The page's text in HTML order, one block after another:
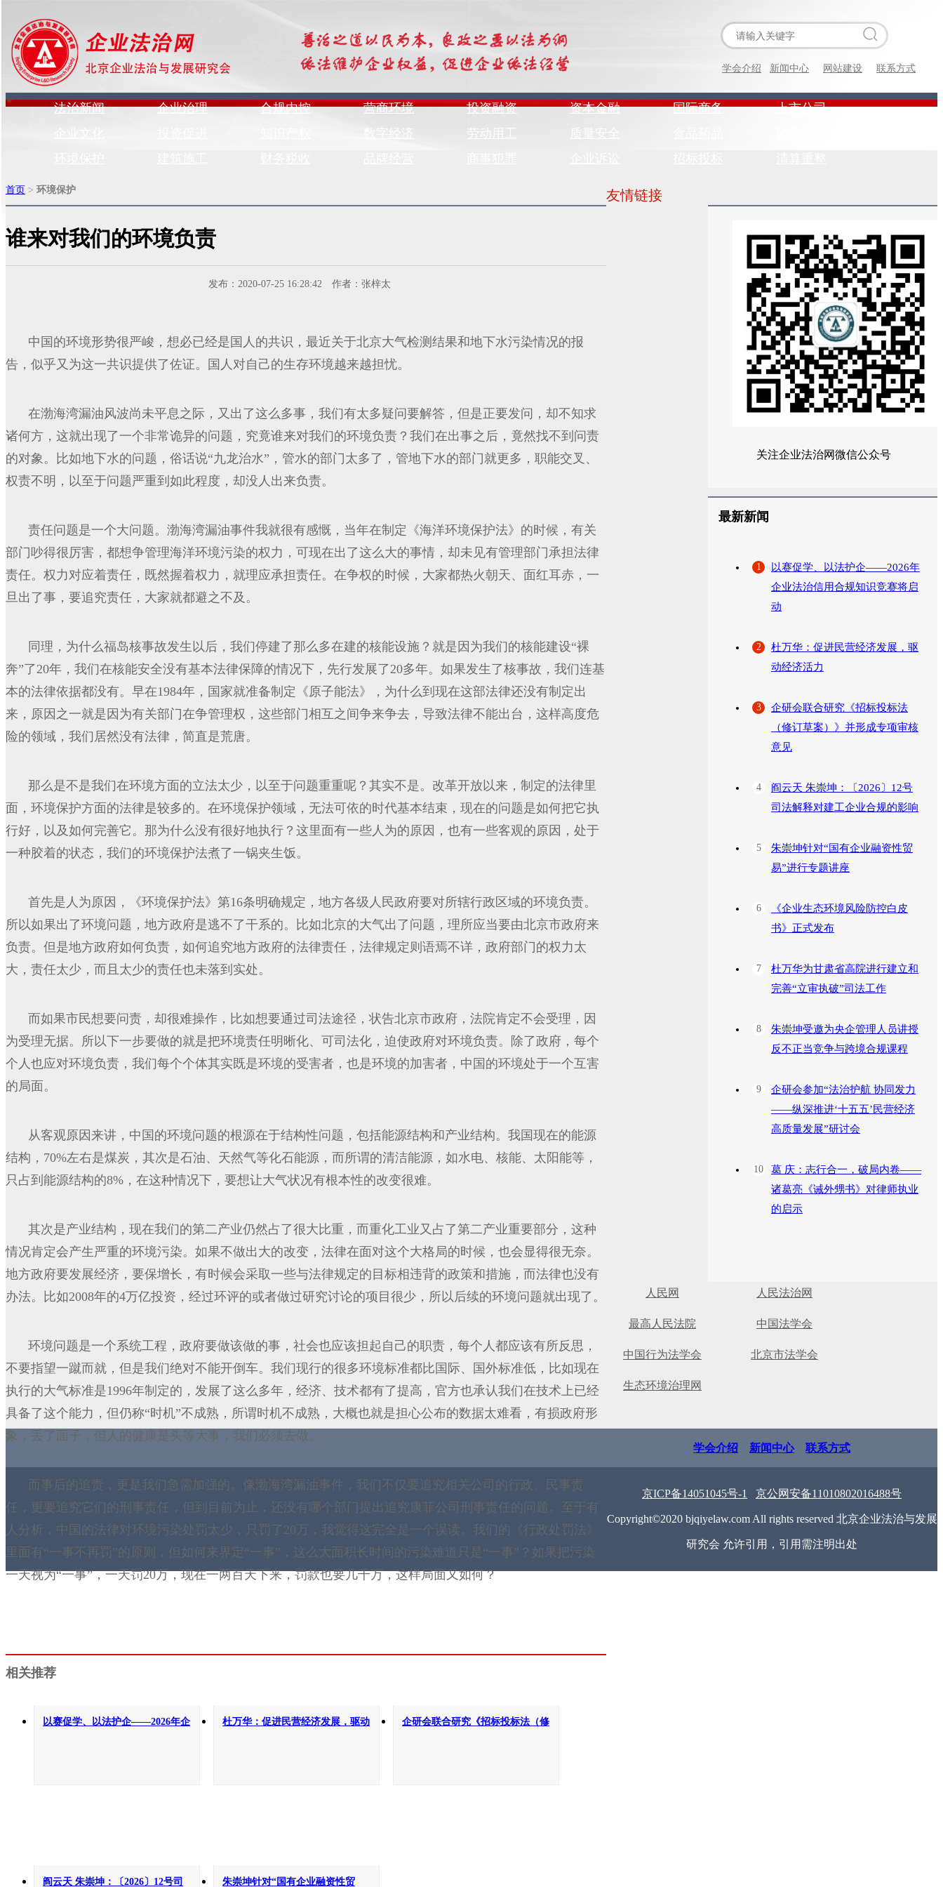
学会介绍 新闻中心 网站建设 联系方式
法治新闻 企业治理 合规内控 营商环境 投资融资 资本金融 国际商务
上市公司
数字经济
首页 > 环境保护
谁来对我们的环境负责
发布：2020-07-25 16:28:42 作者：张梓太
中国的环境形势很严峻，想必已经是国人的共识，最近关于北京大气检测结果和地下水污染情况的报
告，似乎又为这一共识提供了佐证。国人对自己的生存环境越来越担忧。
在渤海湾漏油风波尚未平息之际，又出了这么多事，我们有太多疑问要解答，但是正要发问，却不知求
诸何方，这就出现了一个非常诡异的问题，究竟谁来对我们的环境负责？我们在出事之后，竟然找不到问责
的对象。比如地下水的问题，俗话说“九龙治水”，管水的部门太多了，管地下水的部门就更多，职能交叉、
权责不明，以至于问题严重到如此程度，却没人出来负责。
责任问题是一个大问题。渤海湾漏油事件我就很有感慨，当年在制定《海洋环境保护法》的时候，有关
部门吵得很厉害，都想争管理海洋环境污染的权力，可现在出了这么大的事情，却未见有管理部门承担法律
责任。权力对应着责任，既然握着权力，就理应承担责任。在争权的时候，大家都热火朝天、面红耳赤，一
旦出了事，要追究责任，大家就都避之不及。
同理，为什么福岛核事故发生以后，我们停建了那么多在建的核能设施？就是因为我们的核能建设“裸
奔”了20年，我们在核能安全没有基本法律保障的情况下，先行发展了20多年。如果发生了核事故，我们连基
本的法律依据都没有。早在1984年，国家就准备制定《原子能法》，为什么到现在这部法律还没有制定出
来，原因之一就是因为有关部门在争管理权，这些部门相互之间争来争去，导致法律不能出台，这样高度危
险的领域，我们居然没有法律，简直是荒唐。
那么是不是我们在环境方面的立法太少，以至于问题重重呢？其实不是。改革开放以来，制定的法律里
面，环境保护方面的法律是较多的。在环境保护领域，无法可依的时代基本结束，现在的问题是如何把它执
行好，以及如何完善它。那为什么没有很好地执行？这里面有一些人为的原因，也有一些客观的原因，处于
一种胶着的状态，我们的环境保护法煮了一锅夹生饭。
首先是人为原因，《环境保护法》第16条明确规定，地方各级人民政府要对所辖行政区域的环境负责。
所以如果出了环境问题，地方政府是逃不了干系的。比如北京的大气出了问题，理所应当要由北京市政府来
负责。但是地方政府如何负责，如何追究地方政府的法律责任，法律规定则语焉不详，政府部门的权力太
大，责任太少，而且太少的责任也未落到实处。
而如果市民想要问责，却很难操作，比如想要通过司法途径，状告北京市政府，法院肯定不会受理，因
为受理无据。所以下一步要做的就是把环境责任明晰化、可司法化，迫使政府对环境负责。除了政府，每个
个人也应对环境负责，我们每个个体其实既是环境的受害者，也是环境的加害者，中国的环境处于一个互害
的局面。
从客观原因来讲，中国的环境问题的根源在于结构性问题，包括能源结构和产业结构。我国现在的能源
结构，70%左右是煤炭，其次是石油、天然气等化石能源，而所谓的清洁能源，如水电、核能、太阳能等，
只占到能源结构的8%，在这种情况下，要想让大气状况有根本性的改变很难。
其次是产业结构，现在我们的第二产业仍然占了很大比重，而重化工业又占了第二产业重要部分，这种
情况肯定会产生严重的环境污染。如果不做出大的改变，法律在面对这个大格局的时候，也会显得很无奈。
地方政府要发展经济，要保增长，有时候会采取一些与法律规定的目标相违背的政策和措施，而法律也没有
办法。比如2008年的4万亿投资，经过环评的或者做过研究讨论的项目很少，所以后续的环境问题就出现了。
环境问题是一个系统工程，政府要做该做的事，社会也应该担起自己的职责，每个人都应该有所反思，
不要指望一蹴而就，但是我们绝对不能开倒车。我们现行的很多环境标准都比国际、国外标准低，比如现在
执行的大气标准是1996年制定的，发展了这么多年，经济、技术都有了提高，官方也承认我们在技术上已经
具备了这个能力，但仍称“时机”不成熟，所谓时机不成熟，大概也就是担心公布的数据太难看，有损政府形
象，丢了面子，但人的健康是头等大事，我们必须去做。
而事后的追责，更是我们急需加强的。像渤海湾漏油事件，我们不仅要追究相关公司的行政、民事责
任，更要追究它们的刑事责任，但到目前为止，还没有哪个部门提出追究康菲公司刑事责任的问题。至于有
人分析，中国的法律对环境污染处罚太少，只罚了20万，我觉得这完全是一个误读。我们的《行政处罚法》
里面有“一事不再罚”的原则，但如何来界定“一事”，这么大面积长时间的污染难道只是“一事”？如果把污染
一天视为“一事”，一天罚20万，现在一两百天下来，罚款也要几千万，这样局面又如何？
相关推荐
以赛促学、以法护企——2026年企
杜万华：促进民营经济发展，驱动
企研会联合研究《招标投标法（修
阎云天 朱崇坤：〔2026〕12号司 朱崇坤针对“国有企业融资性贸
关注企业法治网微信公众号
最新新闻
1
以赛促学、以法护企——2026年
企业法治信用合规知识竞赛将启
动
2
杜万华：促进民营经济发展，驱
动经济活力
3
企研会联合研究《招标投标法
（修订草案）》并形成专项审核
意见
4
阎云天 朱崇坤：〔2026〕12号
司法解释对建工企业合规的影响
5
朱崇坤针对“国有企业融资性贸
易”进行专题讲座
6
《企业生态环境风险防控白皮
书》正式发布
7
杜万华为甘肃省高院进行建立和
完善“立审执破”司法工作
8
朱崇坤受邀为央企管理人员讲授
反不正当竞争与跨境合规课程
9
企研会参加“法治护航 协同发力
——纵深推进‘十五五’民营经济
高质量发展”研讨会
10
葛 庆：志行合一，破局内卷——
诸葛亮《诫外甥书》对律师执业
的启示
友情链接
人民网 人民法治网
最高人民法院 中国法学会
中国行为法学会 北京市法学会
生态环境治理网
学会介绍 新闻中心 联系方式
京ICP备14051045号-1 京公网安备11010802016488号
Copyright©2020 bjqiyelaw.com All rights reserved 北京企业法治与发展
研究会 允许引用，引用需注明出处